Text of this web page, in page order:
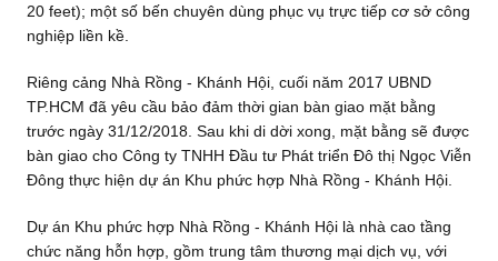
20 feet); một số bến chuyên dùng phục vụ trực tiếp cơ sở công
nghiệp liền kề.
Riêng cảng Nhà Rồng - Khánh Hội, cuối năm 2017 UBND
TP.HCM đã yêu cầu bảo đảm thời gian bàn giao mặt bằng
trước ngày 31/12/2018. Sau khi di dời xong, mặt bằng sẽ được
bàn giao cho Công ty TNHH Đầu tư Phát triển Đô thị Ngọc Viễn
Đông thực hiện dự án Khu phức hợp Nhà Rồng - Khánh Hội.
Dự án Khu phức hợp Nhà Rồng - Khánh Hội là nhà cao tầng
chức năng hỗn hợp, gồm trung tâm thương mại dịch vụ, với